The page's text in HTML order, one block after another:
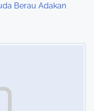
Berau Adakan